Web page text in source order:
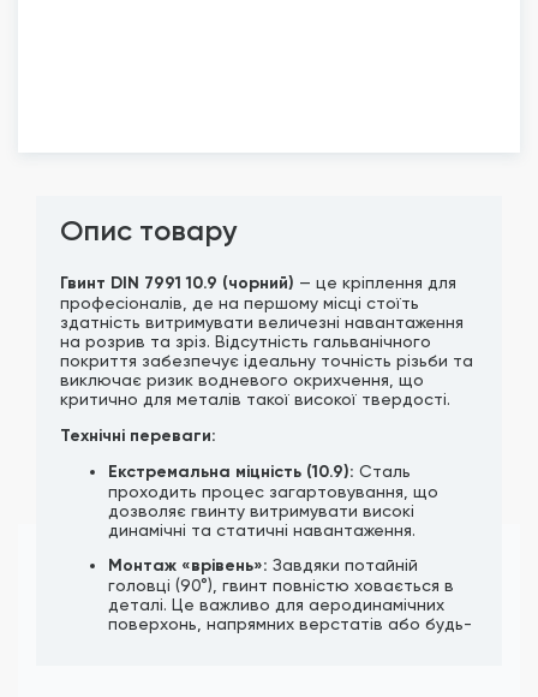
Опис товару
Гвинт DIN 7991 10.9 (чорний) — це кріплення для
професіоналів, де на першому місці стоїть
здатність витримувати величезні навантаження
на розрив та зріз. Відсутність гальванічного
покриття забезпечує ідеальну точність різьби та
виключає ризик водневого окрихчення, що
критично для металів такої високої твердості.
Технічні переваги:
Екстремальна міцність (10.9): Сталь
проходить процес загартовування, що
дозволяє гвинту витримувати високі
динамічні та статичні навантаження.
Монтаж «врівень»: Завдяки потайній
головці (90°), гвинт повністю ховається в
деталі. Це важливо для аеродинамічних
поверхонь, напрямних верстатів або будь-